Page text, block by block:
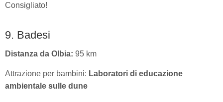
Consigliato!
9. Badesi
Distanza da Olbia: 95 km
Attrazione per bambini: Laboratori di educazione
ambientale sulle dune